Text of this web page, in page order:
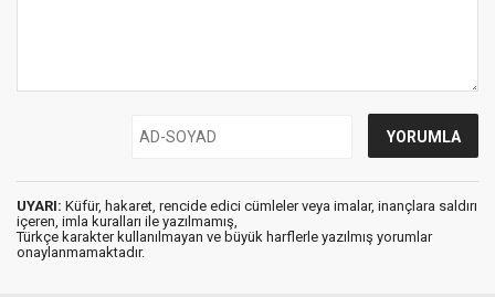
UYARI: Küfür, hakaret, rencide edici cümleler veya imalar, inançlara saldırı
içeren, imla kuralları ile yazılmamış,
Türkçe karakter kullanılmayan ve büyük harflerle yazılmış yorumlar
onaylanmamaktadır.